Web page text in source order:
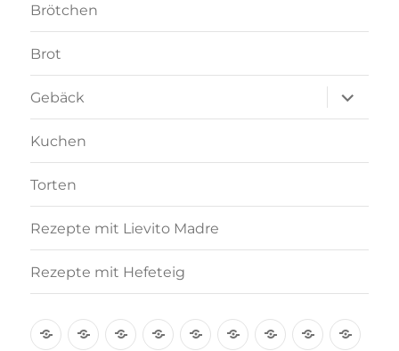
Brötchen
Brot
Gebäck
anzeigen
Kuchen
Torten
Rezepte mit Lievito Madre
Rezepte mit Hefeteig
Über Rezept-Kooperation
Brötchen
Brot GebäckKuchenTorten